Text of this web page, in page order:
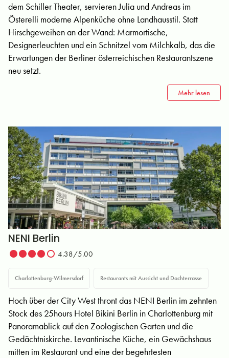
dem Schiller Theater, servieren Julia und Andreas im
Österelli moderne Alpenküche ohne Landhausstil. Statt
Hirschgeweihen an der Wand: Marmortische,
Designerleuchten und ein Schnitzel vom Milchkalb, das die
Erwartungen der Berliner österreichischen Restaurantszene
neu setzt.
Mehr lesen
NENI Berlin
4.38/5.00
Charlottenburg-Wilmersdorf Restaurants mit Aussicht und Dachterrasse
Hoch über der City West thront das NENI Berlin im zehnten
Stock des 25hours Hotel Bikini Berlin in Charlottenburg mit
Panoramablick auf den Zoologischen Garten und die
Gedächtniskirche. Levantinische Küche, ein Gewächshaus
mitten im Restaurant und eine der begehrtesten